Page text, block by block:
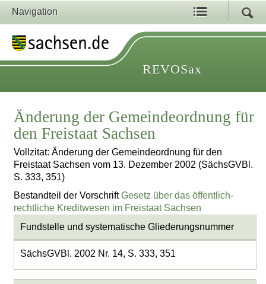
Navigation
REVOSax
Änderung der Gemeindeordnung für
den Freistaat Sachsen
Vollzitat: Änderung der Gemeindeordnung für den
Freistaat Sachsen vom 13. Dezember 2002 (SächsGVBl.
S. 333, 351)
Bestandteil der VorschriftGesetz über das öffentlich-
rechtliche Kreditwesen im Freistaat Sachsen
Fundstelle und systematische Gliederungsnummer
SächsGVBl. 2002 Nr. 14, S. 333, 351